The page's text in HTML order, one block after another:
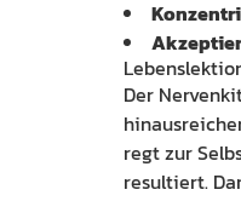
Der
regt zur
resultiert.